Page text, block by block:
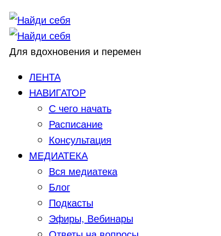
Для вдохновения и перемен
ЛЕНТА
НАВИГАТОР
С чего начать
Расписание
Консультация
МЕДИАТЕКА
Вся медиатека
Блог
Подкасты
Эфиры, Вебинары